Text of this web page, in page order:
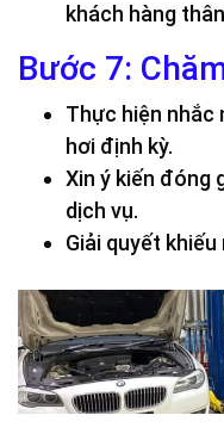
khách hàng
Bước 7:
Thực hiện nhắc
hơi định kỳ.
Xin ý kiến đóng
dịch vụ.
Giải quyết